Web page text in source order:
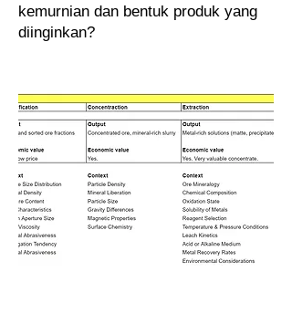
kemurnian dan bentuk produk yang
diinginkan?